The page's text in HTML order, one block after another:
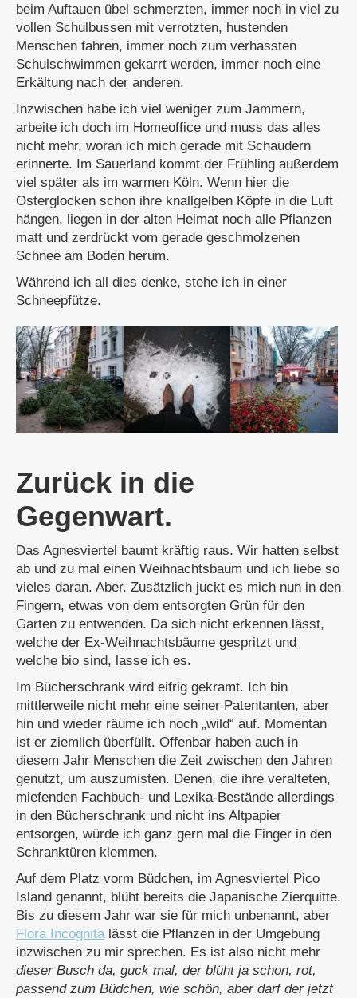
beim Auftauen übel schmerzten, immer noch in viel zu
vollen Schulbussen mit verrotzten, hustenden
Menschen fahren, immer noch zum verhassten
Schulschwimmen gekarrt werden, immer noch eine
Erkältung nach der anderen.
Inzwischen habe ich viel weniger zum Jammern,
arbeite ich doch im Homeoffice und muss das alles
nicht mehr, woran ich mich gerade mit Schaudern
erinnerte. Im Sauerland kommt der Frühling außerdem
viel später als im warmen Köln. Wenn hier die
Osterglocken schon ihre knallgelben Köpfe in die Luft
hängen, liegen in der alten Heimat noch alle Pflanzen
matt und zerdrückt vom gerade geschmolzenen
Schnee am Boden herum.
Während ich all dies denke, stehe ich in einer
Schneepfütze.
Zurück in die
Gegenwart.
Das Agnesviertel baumt kräftig raus. Wir hatten selbst
ab und zu mal einen Weihnachtsbaum und ich liebe so
vieles daran. Aber. Zusätzlich juckt es mich nun in den
Fingern, etwas von dem entsorgten Grün für den
Garten zu entwenden. Da sich nicht erkennen lässt,
welche der Ex-Weihnachtsbäume gespritzt und
welche bio sind, lasse ich es.
Im Bücherschrank wird eifrig gekramt. Ich bin
mittlerweile nicht mehr eine seiner Patentanten, aber
hin und wieder räume ich noch „wild“ auf. Momentan
ist er ziemlich überfüllt. Offenbar haben auch in
diesem Jahr Menschen die Zeit zwischen den Jahren
genutzt, um auszumisten. Denen, die ihre veralteten,
miefenden Fachbuch- und Lexika-Bestände allerdings
in den Bücherschrank und nicht ins Altpapier
entsorgen, würde ich ganz gern mal die Finger in den
Schranktüren klemmen.
Auf dem Platz vorm Büdchen, im Agnesviertel Pico
Island genannt, blüht bereits die Japanische Zierquitte.
Bis zu diesem Jahr war sie für mich unbenannt, aber
Flora Incognitalässt die Pflanzen in der Umgebung
inzwischen zu mir sprechen. Es ist also nicht mehr
dieser Busch da, guck mal, der blüht ja schon, rot,
passend zum Büdchen, wie schön, aber darf der jetzt